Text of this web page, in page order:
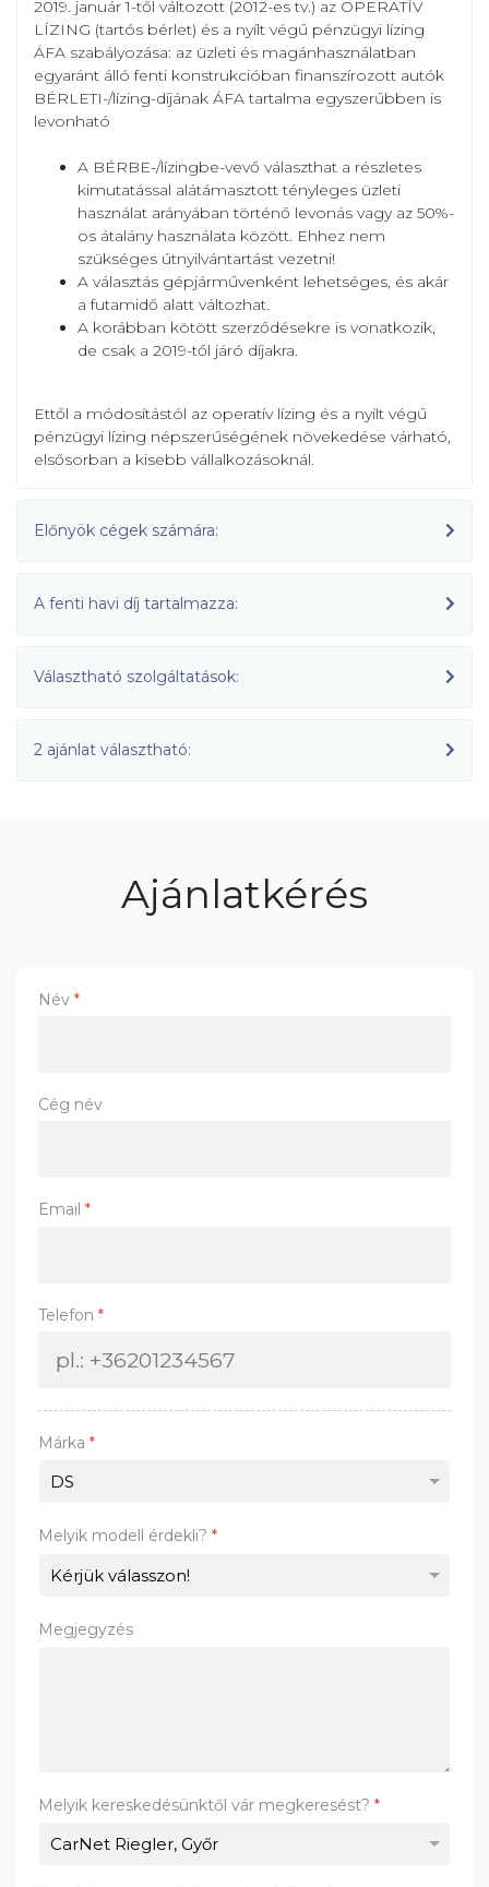
2019. január 1-től változott (2012-es tv.) az OPERATÍV
LÍZING (tartós bérlet) és a nyílt végű pénzügyi lízing
ÁFA szabályozása: az üzleti és magánhasználatban
egyaránt álló fenti konstrukcióban finanszírozott autók
BÉRLETI-/lízing-díjának ÁFA tartalma egyszerűbben is
levonható
A BÉRBE-/lízingbe-vevő választhat a részletes
kimutatással alátámasztott tényleges üzleti
használat arányában történő levonás vagy az 50%-
os átalány használata között. Ehhez nem
szükséges útnyilvántartást vezetni!
A választás gépjárművenként lehetséges, és akár
a futamidő alatt változhat.
A korábban kötött szerződésekre is vonatkozik,
de csak a 2019-től járó díjakra.
Ettől a módosítástól az operatív lízing és a nyílt végű
pénzügyi lízing népszerűségének növekedése várható,
elsősorban a kisebb vállalkozásoknál.
Előnyök cégek számára:
A fenti havi díj tartalmazza:
Választható szolgáltatások:
2 ajánlat választható:
Ajánlatkérés
Név *
Cég név
Email *
Telefon *
Márka *
Melyik modell érdekli? *
Megjegyzés
Melyik kereskedésünktől vár megkeresést? *